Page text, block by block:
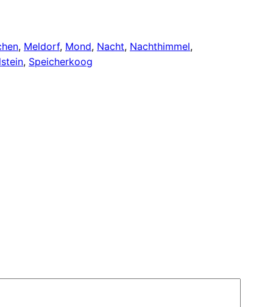
, Meldorf, Mond, Nacht, Nachthimmel
, Speicherkoog